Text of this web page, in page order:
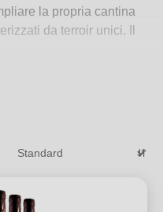
la propria cantina
da terroir unici. Il